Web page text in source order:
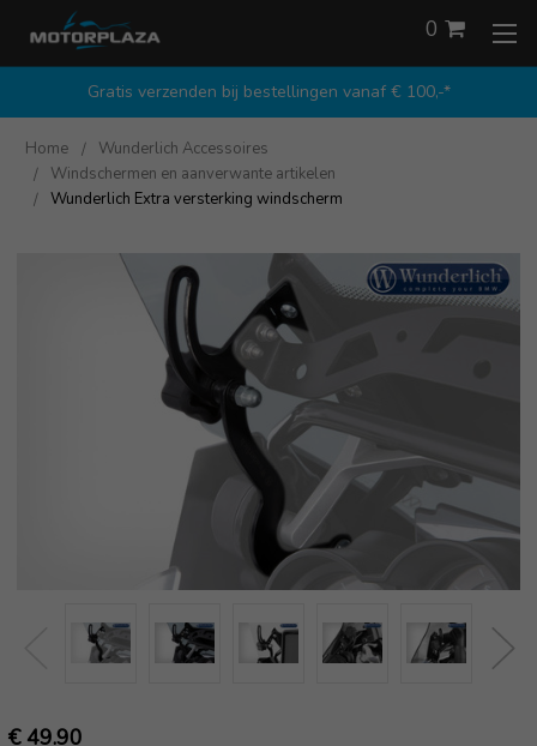
Gratis verzenden bij bestellingen vanaf € 100,-*
0
Home
Wunderlich Accessoires
Windschermen en aanverwante artikelen
Wunderlich Extra versterking windscherm
€ 49.90